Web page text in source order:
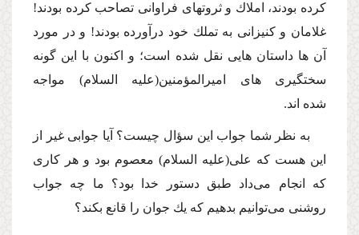
كرده بودند، املاك و ثروتهاى فراوانى تصاحب كرده بودند!
غلامان و كنیزانى به تملك خود درآورده بودند! و در مورد
آن ها داستان هایى نقل شده است؛ و اكنون با این گونه
سختگیرى هاى امیرالمؤمنین(علیه السلام) مواجه
شده اند.
به نظر شما جواب این سؤال چیست؟ آیا جوابى غیر از
این هست كه على(علیه السلام) معصوم بود و هر كارى
كه انجام مى‌داد طبق دستور خدا بود؟ ما چه جواب
روشنى مى‌توانیم بدهیم كه یك جوان را قانع بكند؟